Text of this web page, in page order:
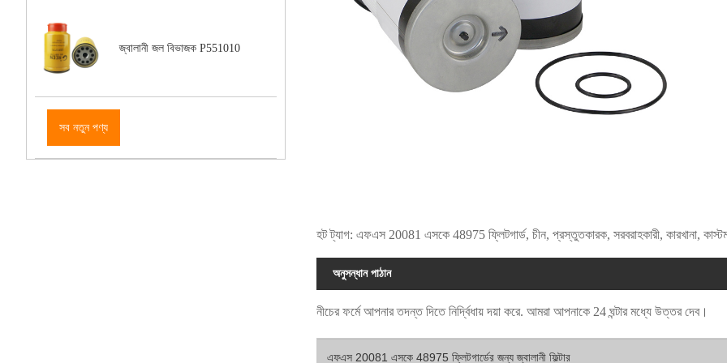
জ্বালানী জল বিভাজক P551010
সব নতুন পণ্য
হট ট্যাগ: এফএস 20081 এসকে 48975 ফ্লিটগার্ড, চীন, প্রস্তুতকারক, সরবরাহকারী, কারখানা,
অনুসন্ধান পাঠান
নীচের ফর্মে আপনার তদন্ত দিতে নির্দ্বিধায় দয়া করে. আমরা আপনাকে 24 ঘন্টার মধ্যে উত্তর দেব।